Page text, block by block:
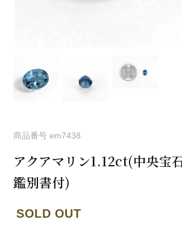
商品番号 em7438
アクアマリン1.12ct(中央宝
鑑別書付)